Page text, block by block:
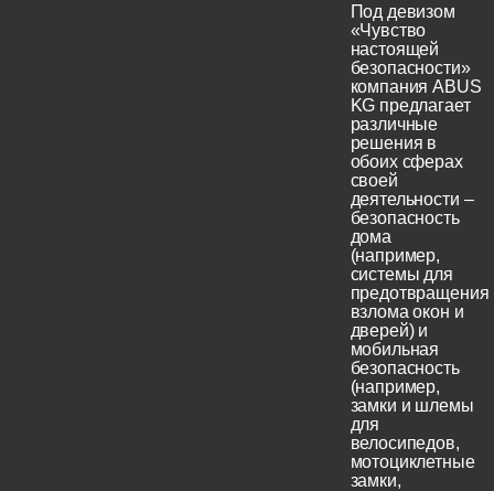
Под девизом
«Чувство
настоящей
безопасности»
компания ABUS
KG предлагает
различные
решения в
обоих сферах
своей
деятельности –
безопасность
дома
(например,
системы для
предотвращения
взлома окон и
дверей) и
мобильная
безопасность
(например,
замки и шлемы
для
велосипедов,
мотоциклетные
замки,